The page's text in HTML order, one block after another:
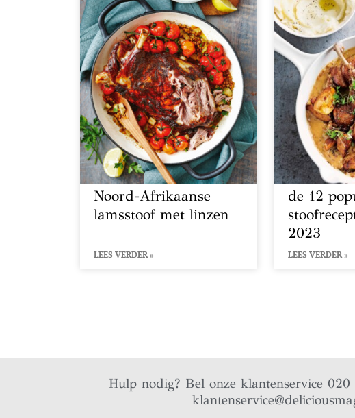
Noord-Afrikaanse
lamsstoof met linzen
LEES VERDER »
de 12
2023
LEES VERDER »
Hulp nodig? Bel onze klantenservice